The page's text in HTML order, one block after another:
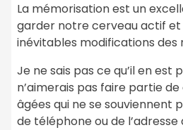
La mémorisation est un
garder notre cerveau actif et
inévitables modifications des
Je ne sais pas ce qu’il en est
n’aimerais pas faire partie
âgées qui ne se souviennent
de téléphone ou de l’adresse